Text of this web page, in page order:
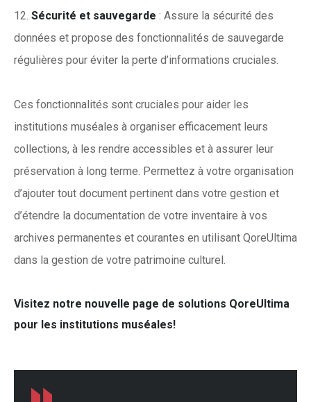
Sécurité et sauvegarde : Assure la sécurité des
données et propose des fonctionnalités de sauvegarde
régulières pour éviter la perte d’informations cruciales.
Ces fonctionnalités sont cruciales pour aider les
institutions muséales à organiser efficacement leurs
collections, à les rendre accessibles et à assurer leur
préservation à long terme. Permettez à votre organisation
d’ajouter tout document pertinent dans votre gestion et
d’étendre la documentation de votre inventaire à vos
archives permanentes et courantes en utilisant QoreUltima
dans la gestion de votre patrimoine culturel.
Visitez notre nouvelle page de solutions QoreUltima
pour les institutions muséales!